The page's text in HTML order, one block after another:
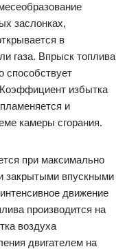
заслонках,
в
газа. Впрыск топлива
способствует
избытка
и
камеры сгорания.
при максимально
закрытыми впускными
движение
производится на
воздуха
двигателем на